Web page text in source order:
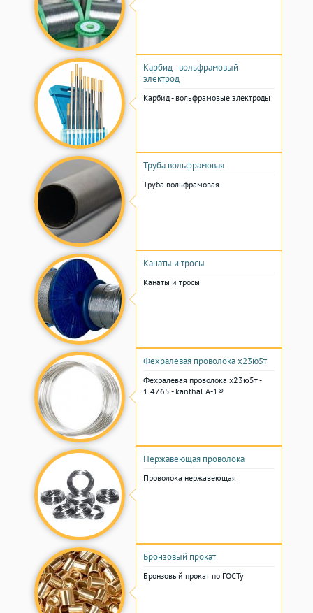
Карбид - вольфрамовый
электрод
Карбид - вольфрамовые электроды
Труба вольфрамовая
Труба вольфрамовая
Канаты и тросы
Канаты и тросы
Фехралевая проволока х23ю5т
Фехралевая проволока х23ю5т -
1.4765 - kanthal A-1®
Нержавеющая проволока
Проволока нержавеющая
Бронзовый прокат
Бронзовый прокат по ГОСТу